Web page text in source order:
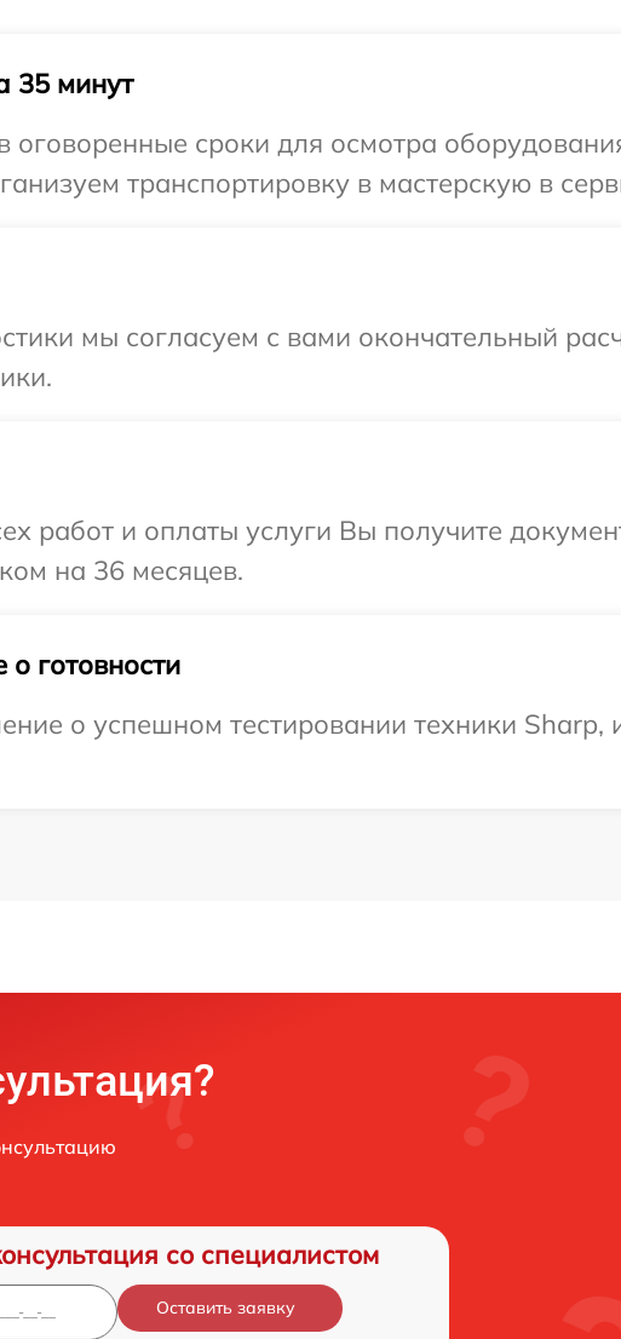
35 минут
оговоренные сроки для осмотра
транспортировку в мастерскую в
мы согласуем с вами окончательный
работ и оплаты услуги Вы получите
на 36 месяцев.
готовности
о успешном тестировании техники Sharp,
со специалистом
Оставить заявку